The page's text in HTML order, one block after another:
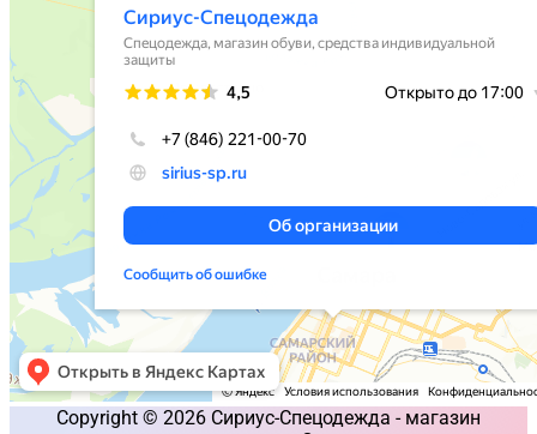
Copyright © 2026 Сириус-Спецодежда - магазин